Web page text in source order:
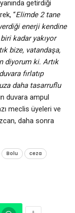
getirdiği
“Elimde 2 tane
enerji kendine
kadar yakıyor
bize, vatandaşa,
diyorum ki. Artık
fırlatıp
daha tasarruflu
duvara ampul
meclis üyeleri ve
daha sonra
Bolu
ceza